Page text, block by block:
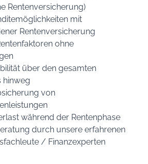
Rentenversicherung)
mit
Rentenversicherung
ohne
über den gesamten
hinweg
von
während der Rentenphase
durch unsere erfahrenen
/ Finanzexperten